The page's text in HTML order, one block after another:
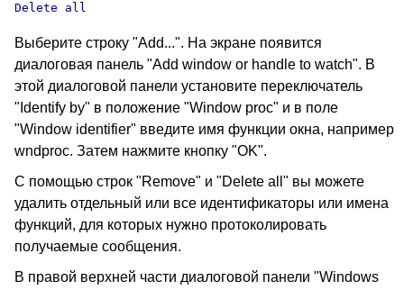
Delete all
Выберите строку "Add...". На экране появится
диалоговая панель "Add window or handle to watch". В
этой диалоговой панели установите переключатель
"Identify by" в положение "Window proc" и в поле
"Window identifier" введите имя функции окна, например
wndproc. Затем нажмите кнопку "OK".
С помощью строк "Remove" и "Delete all" вы можете
удалить отдельный или все идентификаторы или имена
функций, для которых нужно протоколировать
получаемые сообщения.
В правой верхней части диалоговой панели "Windows